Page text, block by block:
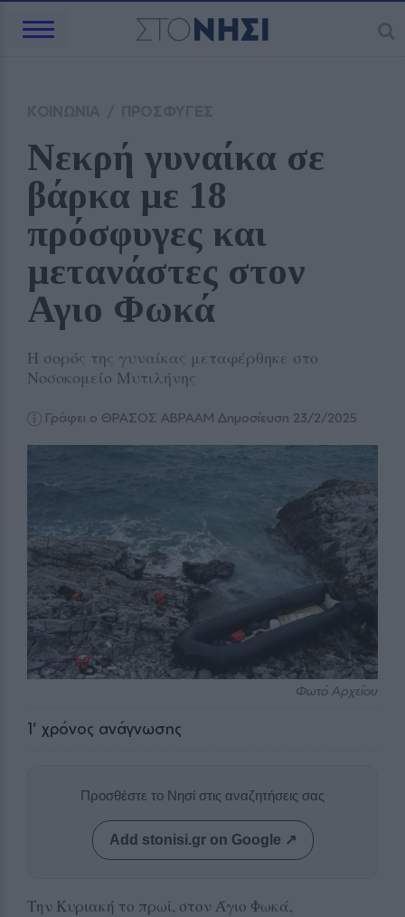
Νεκρή γυναίκα σε
βάρκα με 18
πρόσφυγες και
μετανάστες στον
Αγιο Φωκά
Η σορός της γυναίκας μεταφέρθηκε στο
Νοσοκομείο Μυτιλήνης
Γράφει ο ΘΡΑΣΟΣ ΑΒΡΑΑΜ Δημοσίευση 23/2/2025
Φωτό Αρχείου
1' χρόνος ανάγνωσης
Προσθέστε το Νησί στις αναζητήσεις σας
Add stonisi.gr on Google ↗
Την Κυριακή το πρωί, στον Άγιο Φωκά,